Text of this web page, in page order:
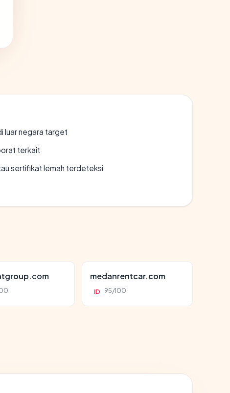
luar negara target
terkait
sertifikat lemah terdeteksi
medanrentcar.com
ID 95/100